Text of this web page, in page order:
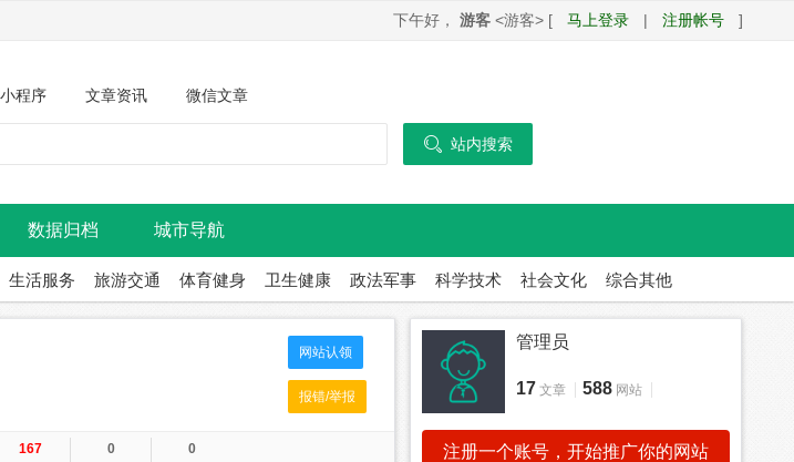
下午好， 游客 <游客> [ 马上登录 | 注册帐号 ]
程序 文章资讯 微信文章
 站内搜索
数据归档 城市导航
生活服务 旅游交通 体育健身 卫生健康 政法军事 科学技术 社会文化 综合其他
网站认领
报错/举报
167
0
0
管理员
17 文章 588 网站
注册一个账号，开始推广你的网站